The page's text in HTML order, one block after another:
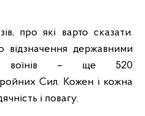
про які варто сказати.
відзначення державними
воїнів – ще 520
Сил. Кожен і кожна
і повагу.